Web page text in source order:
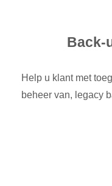
Back-
Help u klant met
beheer van, legacy